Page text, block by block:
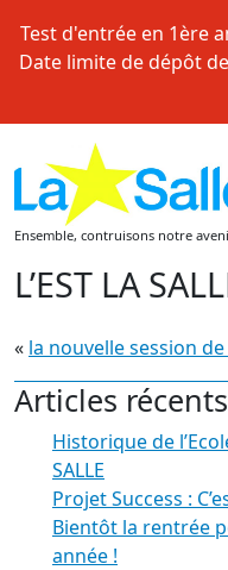
content
Test d'entrée en 1ère
Date limite de dépôt
Ensemble, contruisons notre
L’EST LA
« la nouvelle session
Articles récents
Historique de
SALLE
Projet Success :
Bientôt la rentrée
année !